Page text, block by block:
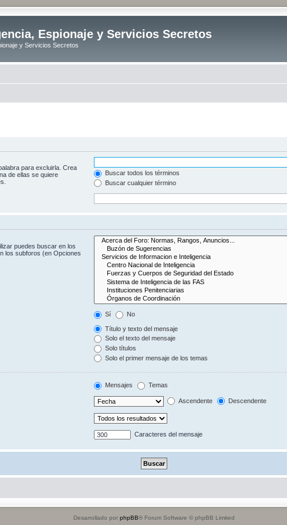
Espionaje y Servicios Secretos
y Servicios Secretos
para excluirla. Crea
de ellas se quiere
Buscar todos los términos
Buscar cualquier término
puedes buscar en los
los subforos (en Opciones
Sí No
Título y texto del mensaje
Solo el texto del mensaje
Solo títulos
Solo el primer mensaje de los temas
Mensajes Temas
Ascendente Descendente
Caracteres del mensaje
Desarrollado por phpBB® Forum Software © phpBB Limited